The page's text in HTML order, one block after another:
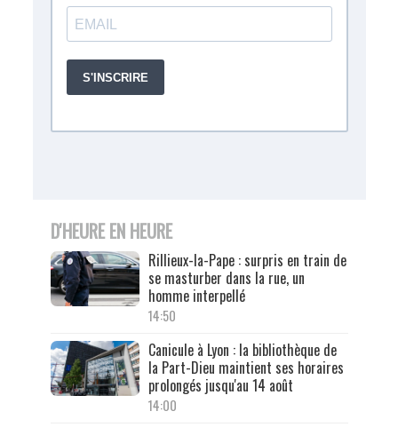
D'HEURE EN HEURE
Rillieux-la-Pape : surpris en train de
se masturber dans la rue, un
homme interpellé
14:50
Canicule à Lyon : la bibliothèque de
la Part-Dieu maintient ses horaires
prolongés jusqu'au 14 août
14:00